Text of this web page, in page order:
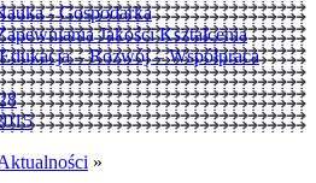
- Gospodarka
Jakości Kształcenia
– Rozwój – Współpraca
»